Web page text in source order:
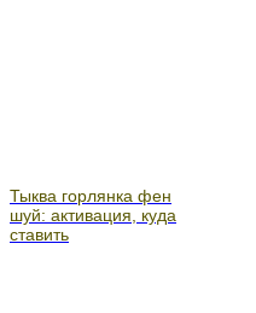
Тыква горлянка фен
шуй: активация, куда
ставить